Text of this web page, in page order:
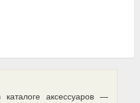
аксессуаров —